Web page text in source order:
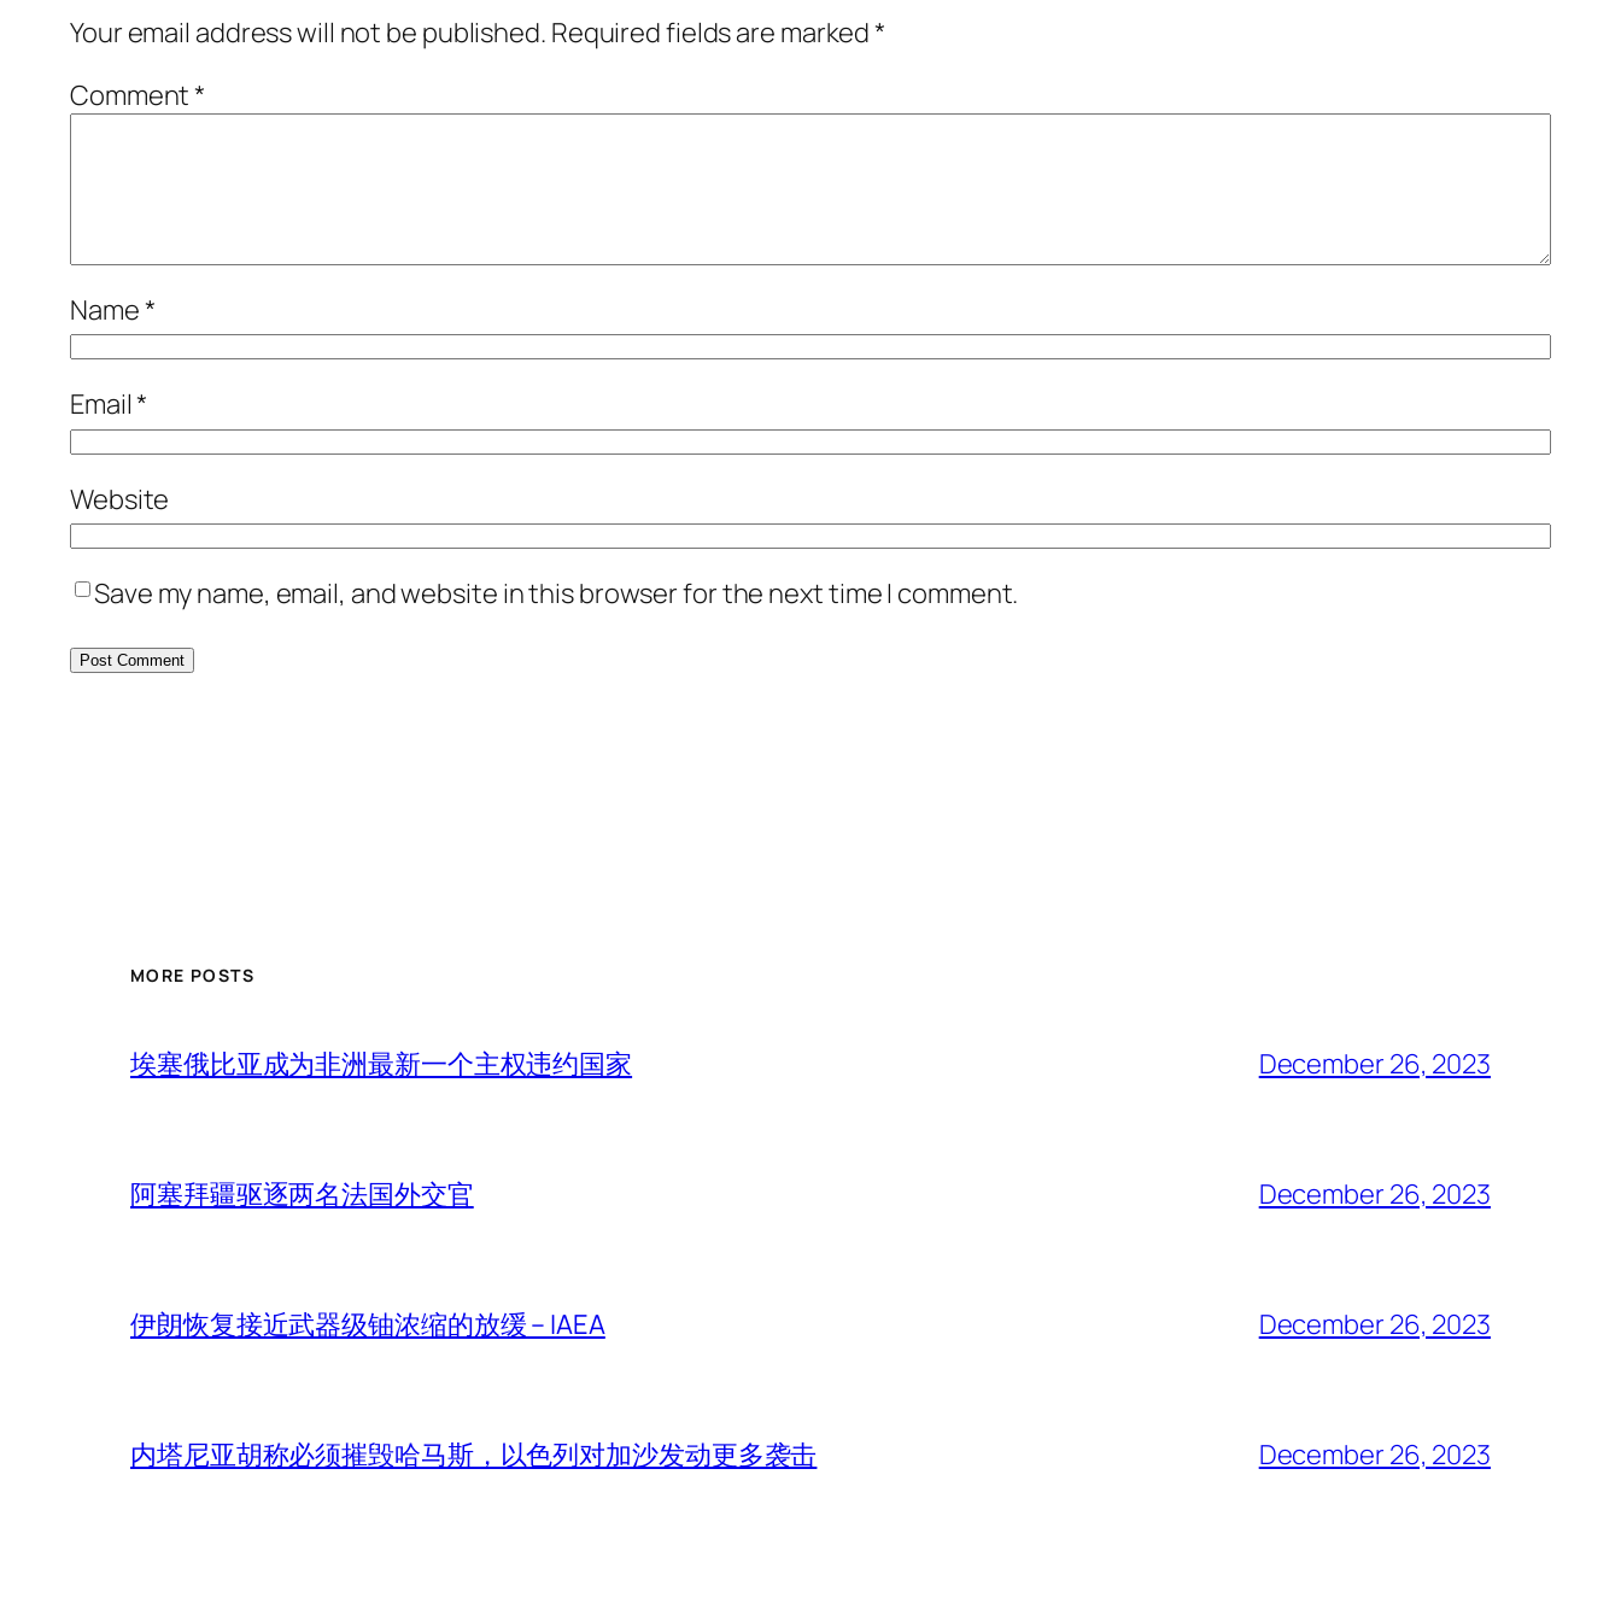
Your email address will not be published. Required fields are marked*
Comment*
Name*
Email*
Website
Save my name, email, and website in this browser for the next time I comment.
MORE POSTS
埃塞俄比亚成为非洲最新一个主权违约国家 December 26, 2023
阿塞拜疆驱逐两名法国外交官 December 26, 2023
伊朗恢复接近武器级铀浓缩的放缓 – IAEA December 26, 2023
内塔尼亚胡称必须摧毁哈马斯，以色列对加沙发动更多袭击 December 26, 2023